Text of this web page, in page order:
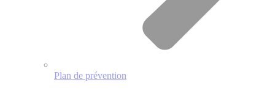
Plan de prévention